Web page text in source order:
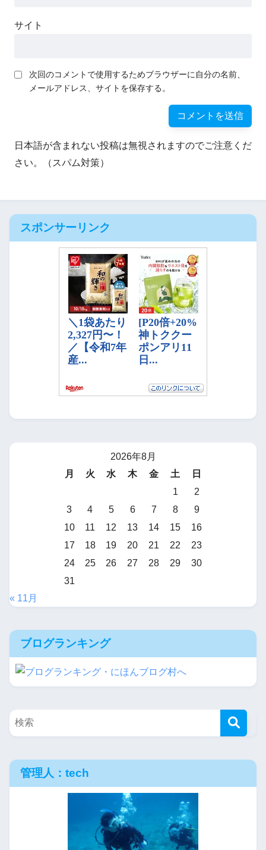
サイト
次回のコメントで使用するためブラウザーに自分の名前、
メールアドレス、サイトを保存する。
日本語が含まれない投稿は無視されますのでご注意くだ
さい。（スパム対策）
スポンサーリンク
2026年8月
月
火 水 木 金 土
日
1
2
3
4 5 6 7 8
9
10
11 12 13 14 15
16
17
18 19 20 21 22
23
24
25 26 27 28 29
30
31
« 11月
ブログランキング
管理人：tech